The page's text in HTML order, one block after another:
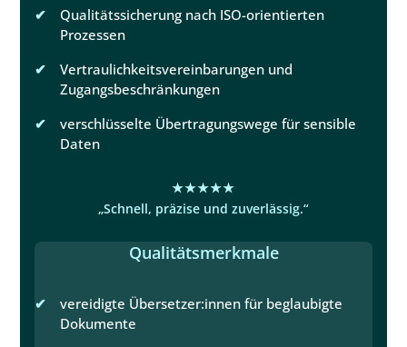
Qualitätssicherung nach ISO-orientierten
Prozessen
Vertraulichkeitsvereinbarungen und
Zugangsbeschränkungen
verschlüsselte Übertragungswege für sensible
Daten
★★★★★
„Schnell, präzise und zuverlässig.“
Qualitätsmerkmale
vereidigte Übersetzer:innen für beglaubigte
Dokumente